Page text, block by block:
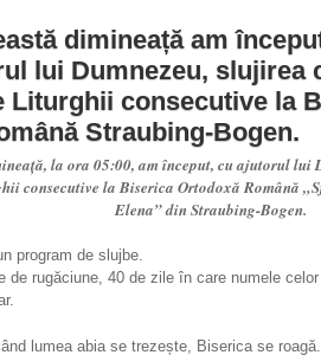
dimineață am
lui Dumnezeu, slujirea
Liturghii consecutive la
Straubing-Bogen.
la ora 05:00, am început, cu ajutorul lui
consecutive la Biserica Ortodoxă Română
Elena” din Straubing-Bogen.
program de slujbe.
de rugăciune, 40 de zile în care numele
lumea abia se trezește, Biserica se